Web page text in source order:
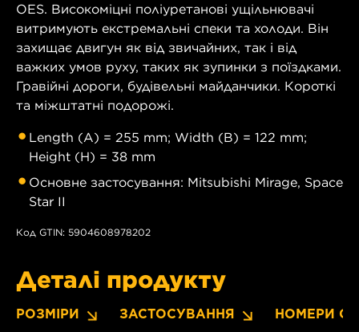
OES. Високоміцні поліуретанові ущільнювачі
витримують екстремальні спеки та холоди. Він
захищає двигун як від звичайних, так і від
важких умов руху, таких як зупинки з поїздками.
Гравійні дороги, будівельні майданчики. Короткі
та міжштатні подорожі.
Length (A) = 255 mm; Width (B) = 122 mm;
Height (H) = 38 mm
Основне застосування: Mitsubishi Mirage, Space
Star II
Код GTIN: 5904608978202
Деталі продукту
РОЗМІРИ ЗАСТОСУВАННЯ НОМЕРИ OE